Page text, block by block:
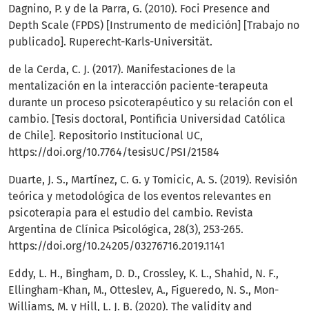
Dagnino, P. y de la Parra, G. (2010). Foci Presence and
Depth Scale (FPDS) [Instrumento de medición] [Trabajo no
publicado]. Ruperecht-Karls-Universität.
de la Cerda, C. J. (2017). Manifestaciones de la
mentalización en la interacción paciente-terapeuta
durante un proceso psicoterapéutico y su relación con el
cambio. [Tesis doctoral, Pontificia Universidad Católica
de Chile]. Repositorio Institucional UC,
https://doi.org/10.7764/tesisUC/PSI/21584
Duarte, J. S., Martínez, C. G. y Tomicic, A. S. (2019). Revisión
teórica y metodológica de los eventos relevantes en
psicoterapia para el estudio del cambio. Revista
Argentina de Clínica Psicológica, 28(3), 253-265.
https://doi.org/10.24205/03276716.2019.1141
Eddy, L. H., Bingham, D. D., Crossley, K. L., Shahid, N. F.,
Ellingham-Khan, M., Otteslev, A., Figueredo, N. S., Mon-
Williams, M. y Hill, L. J. B. (2020). The validity and